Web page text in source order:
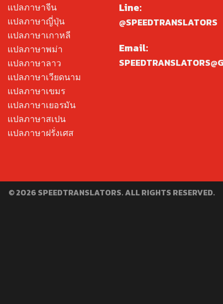
แปลภาษาจีน
แปลภาษาญี่ปุ่น
แปลภาษาเกาหลี
แปลภาษาพม่า
แปลภาษาลาว
แปลภาษาเวียดนาม
แปลภาษาเขมร
แปลภาษาเยอรมัน
แปลภาษาสเปน
แปลภาษาฝรั่งเศส
Line:
@SPEEDTRANSLATORS
Email:
© 2026 SPEEDTRANSLATORS. ALL RIGHTS RESERVED.